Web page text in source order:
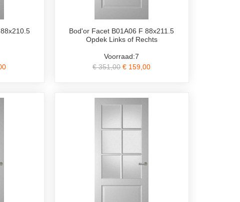
Bod'or Facet B01A06 F 88x211.5
Opdek Links of Rechts
Voorraad:7
€ 351,00 € 159,00